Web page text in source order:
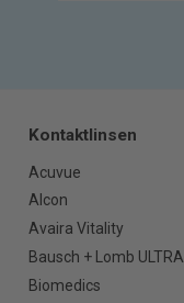
Kontaktlinsen
Acuvue
Alcon
Avaira Vitality
Bausch + Lomb ULTRA
Biomedics